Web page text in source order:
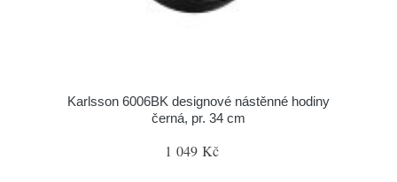
Karlsson 6006BK designové nástěnné hodiny
černá, pr. 34 cm
1 049 Kč